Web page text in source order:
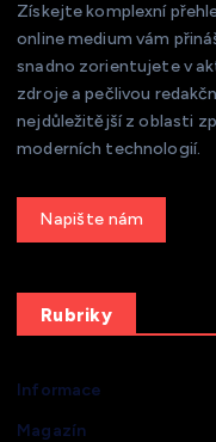
Získejte komplexní
online medium vám
snadno zorientujete v
zdroje a pečlivou
nejdůležitější z oblasti
moderních technologií.
Get a Quote
Rubriky
Informace
Magazín